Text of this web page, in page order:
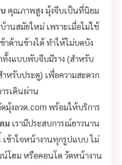
คุณภาพสูง มุ้งจีบเป็นที่นิยม
นสมัยใหม่ เพราะเมื่อไม่ใช้
าด้านข้างได้ ทำให้ไม่บดบัง
งแบบพับจีบมีราง (สำหรับ
ำหรับประตู) เพื่อความสะดวก
รเดินผ่าน
มุ้งลวด.com พร้อมให้บริการ
มเรามีประสบการณ์ยาวนาน
ข้าใจหน้างานทุกรูปแบบ ไม่
น์โฮม หรือคอนโด วัดหน้างาน